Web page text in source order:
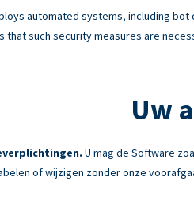
automated systems, including
that such security measures are
Uw
U mag de Software
of wijzigen zonder onze